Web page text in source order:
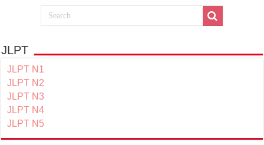
JLPT
JLPT N1
JLPT N2
JLPT N3
JLPT N4
JLPT N5